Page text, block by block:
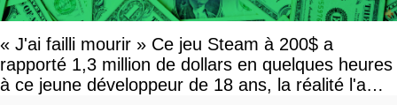
« J'ai failli mourir » Ce jeu Steam à 200$ a
rapporté 1,3 million de dollars en quelques heures
à ce jeune développeur de 18 ans, la réalité l'a